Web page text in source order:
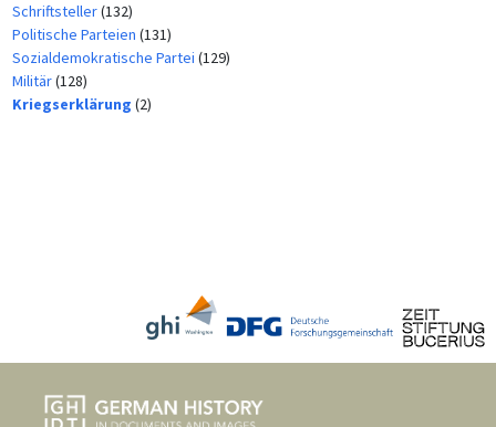
Schriftsteller(132)
Politische Parteien (131)
Sozialdemokratische Partei (129)
Militär(128)
Kriegserklärung (2)